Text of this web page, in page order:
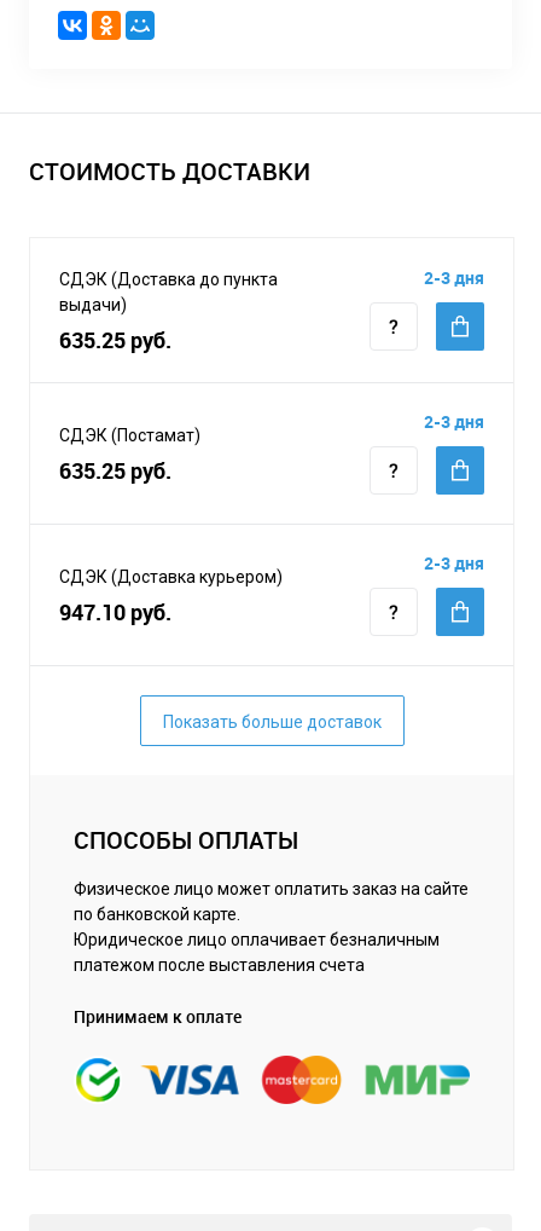
СТОИМОСТЬ ДОСТАВКИ
СДЭК (Доставка до пункта
выдачи)
635.25 руб.
2-3 дня
СДЭК (Постамат)
635.25 руб.
2-3 дня
СДЭК (Доставка курьером)
947.10 руб.
2-3 дня
Показать больше доставок
СПОСОБЫ ОПЛАТЫ
Физическое лицо может оплатить заказ на сайте
по банковской карте.
Юридическое лицо оплачивает безналичным
платежом после выставления счета
Принимаем к оплате